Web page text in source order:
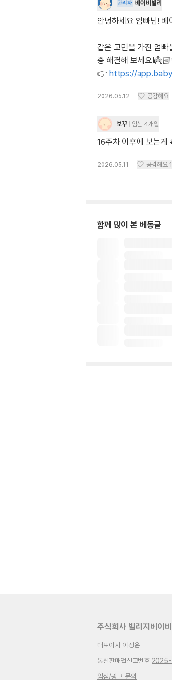
관리자 베이비빌리
안녕하세요 엄빠님! 베
같은 고민을 가진 엄빠
증 해결해 보세요
👉 https://
2026.05.12 공감해요
보꾸 임신 4개월
16주차 이후에 보는게
2026.05.11 공감해요 1
함께 많이 본 베동글
주식회사 빌리지베이비
대표이사 이정윤
통신판매업신고번호 2025-
입점/광고 문의